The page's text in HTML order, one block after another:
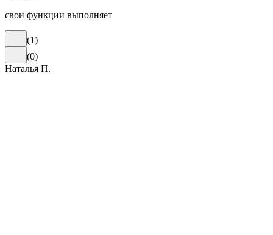
свои функции выполняет
(1)
(0)
Наталья П.